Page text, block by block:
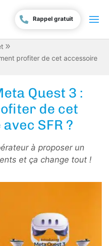
Rappel gratuit
profiter de cet accessoire
Quest 3 :
de cet
SFR ?
à proposer un
et ça change tout !